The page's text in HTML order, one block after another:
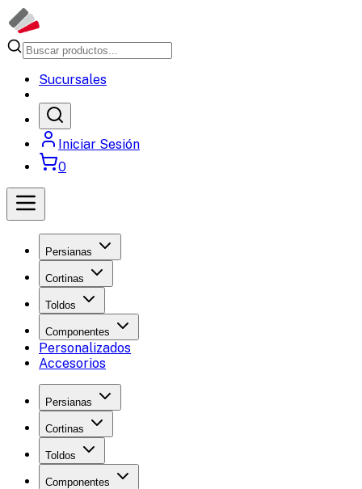
Sucursales
Iniciar Sesión
0
Persianas
Cortinas
Toldos
Componentes
Personalizados
Accesorios
Persianas
Cortinas
Toldos
Componentes